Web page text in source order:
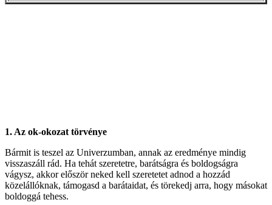
1. Az ok-okozat törvénye
Bármit is teszel az Univerzumban, annak az eredménye mindig
visszaszáll rád. Ha tehát szeretetre, barátságra és boldogságra
vágysz, akkor először neked kell szeretetet adnod a hozzád
közelállóknak, támogasd a barátaidat, és törekedj arra, hogy másokat
boldoggá tehess.